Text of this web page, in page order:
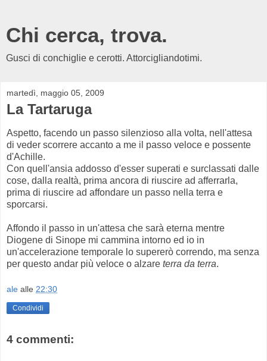
Chi cerca, trova.
Gusci di conchiglie e cerotti. Attorcigliandotimi.
martedì, maggio 05, 2009
La Tartaruga
Aspetto, facendo un passo silenzioso alla volta, nell'attesa
di veder scorrere accanto a me il passo veloce e possente
d'Achille.
Con quell'ansia addosso d'esser superati e surclassati dalle
cose, dalla realtà, prima ancora di riuscire ad afferrarla,
prima di riuscire ad affondare un passo nella terra e
sporcarsi.
Affondo il passo in un'attesa che sarà eterna mentre
Diogene di Sinope mi cammina intorno ed io in
un'accelerazione temporale lo supererò correndo, ma senza
per questo andar più veloce o alzare terra da terra.
ale alle 22:30
Condividi
4 commenti: